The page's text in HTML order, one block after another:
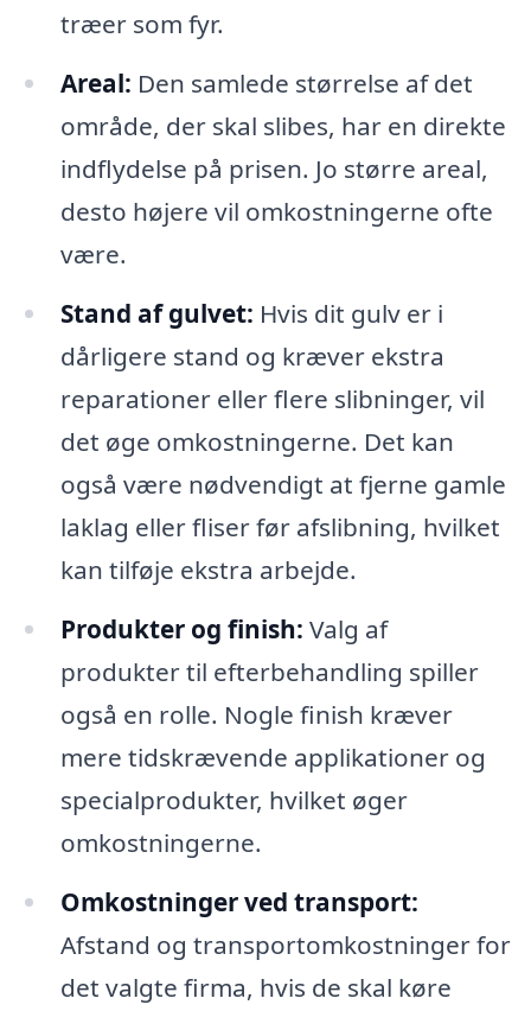
træer som fyr.
Areal: Den samlede størrelse af det
område, der skal slibes, har en direkte
indflydelse på prisen. Jo større areal,
desto højere vil omkostningerne ofte
være.
Stand af gulvet: Hvis dit gulv er i
dårligere stand og kræver ekstra
reparationer eller flere slibninger, vil
det øge omkostningerne. Det kan
også være nødvendigt at fjerne gamle
laklag eller fliser før afslibning, hvilket
kan tilføje ekstra arbejde.
Produkter og finish: Valg af
produkter til efterbehandling spiller
også en rolle. Nogle finish kræver
mere tidskrævende applikationer og
specialprodukter, hvilket øger
omkostningerne.
Omkostninger ved transport:
Afstand og transportomkostninger for
det valgte firma, hvis de skal køre